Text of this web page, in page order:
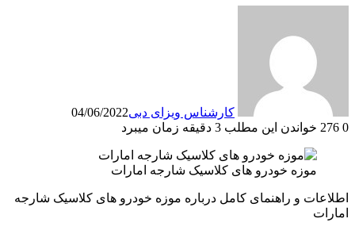
کارشناس ویزای دبی04/06/2022
0
خواندن این مطلب 3 دقیقه زمان میبرد
موزه خودرو های کلاسیک شارجه امارات
اطلاعات و راهنمای کامل درباره موزه خودرو های کلاسیک شارجه
امارات